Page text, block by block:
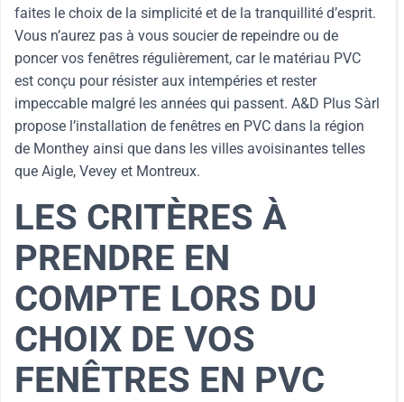
faites le choix de la simplicité et de la tranquillité d’esprit.
Vous n’aurez pas à vous soucier de repeindre ou de
poncer vos fenêtres régulièrement, car le matériau PVC
est conçu pour résister aux intempéries et rester
impeccable malgré les années qui passent. A&D Plus Sàrl
propose l’installation de fenêtres en PVC dans la région
de Monthey ainsi que dans les villes avoisinantes telles
que Aigle, Vevey et Montreux.
LES CRITÈRES À
PRENDRE EN
COMPTE LORS DU
CHOIX DE VOS
FENÊTRES EN PVC